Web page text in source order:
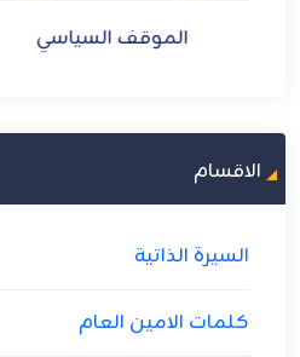
الموقف
الاقسام
السيرة الذاتية
كلمات الامين العام